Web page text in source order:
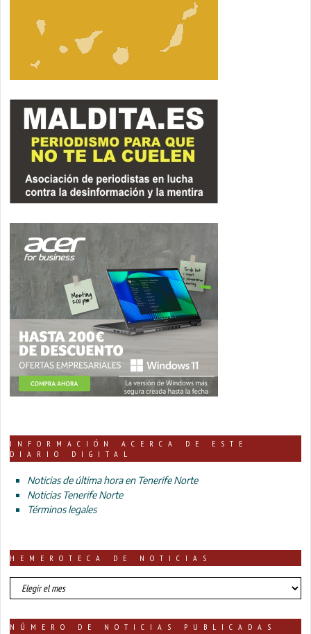
INFORMACIÓN ACERCA DE ESTE
DIARIO DIGITAL
Noticias de última hora en Tenerife Norte
Noticias Tenerife Norte
Términos legales
HEMEROTECA DE NOTICIAS
HEMEROTECA
DE
NÚMERO DE NOTICIAS PUBLICADAS